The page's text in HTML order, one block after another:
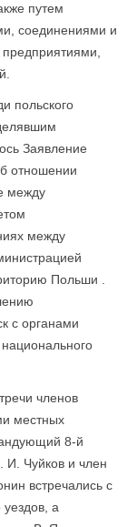
путем
соединениями и
польского
Заявление
отношении
между
между
Польши .
с органами
членов
местных
8-й
И. Чуйков и член
встречались с
а